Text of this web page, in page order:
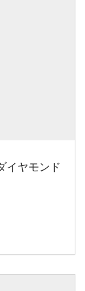
イヤモンド